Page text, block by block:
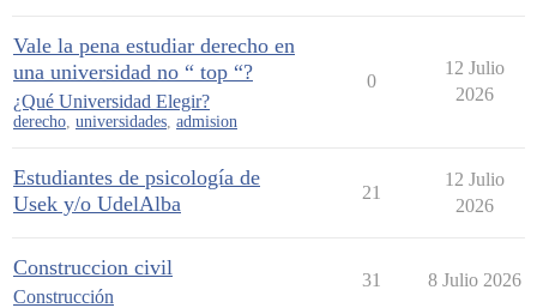
Vale la pena estudiar derecho en
una universidad no “ top “?
¿Qué Universidad Elegir?
derecho, universidades, admision
0
12 Julio
2026
Estudiantes de psicología de
Usek y/o UdelAlba
21
12 Julio
2026
Construccion civil
Construcción
31 8 Julio 2026